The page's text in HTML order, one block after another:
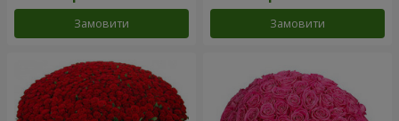
Замовити Замовити